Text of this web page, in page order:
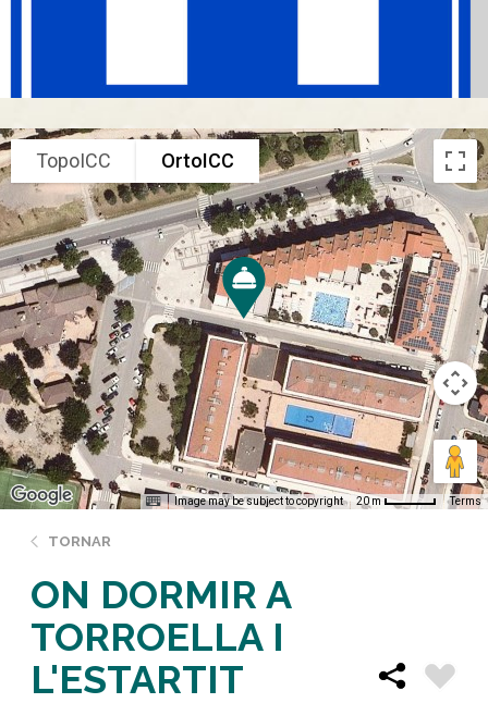
TopoICC OrtoICC
Image may be subject to copyright 20 m Terms
TORNAR
ON DORMIR A
TORROELLA I
L'ESTARTIT